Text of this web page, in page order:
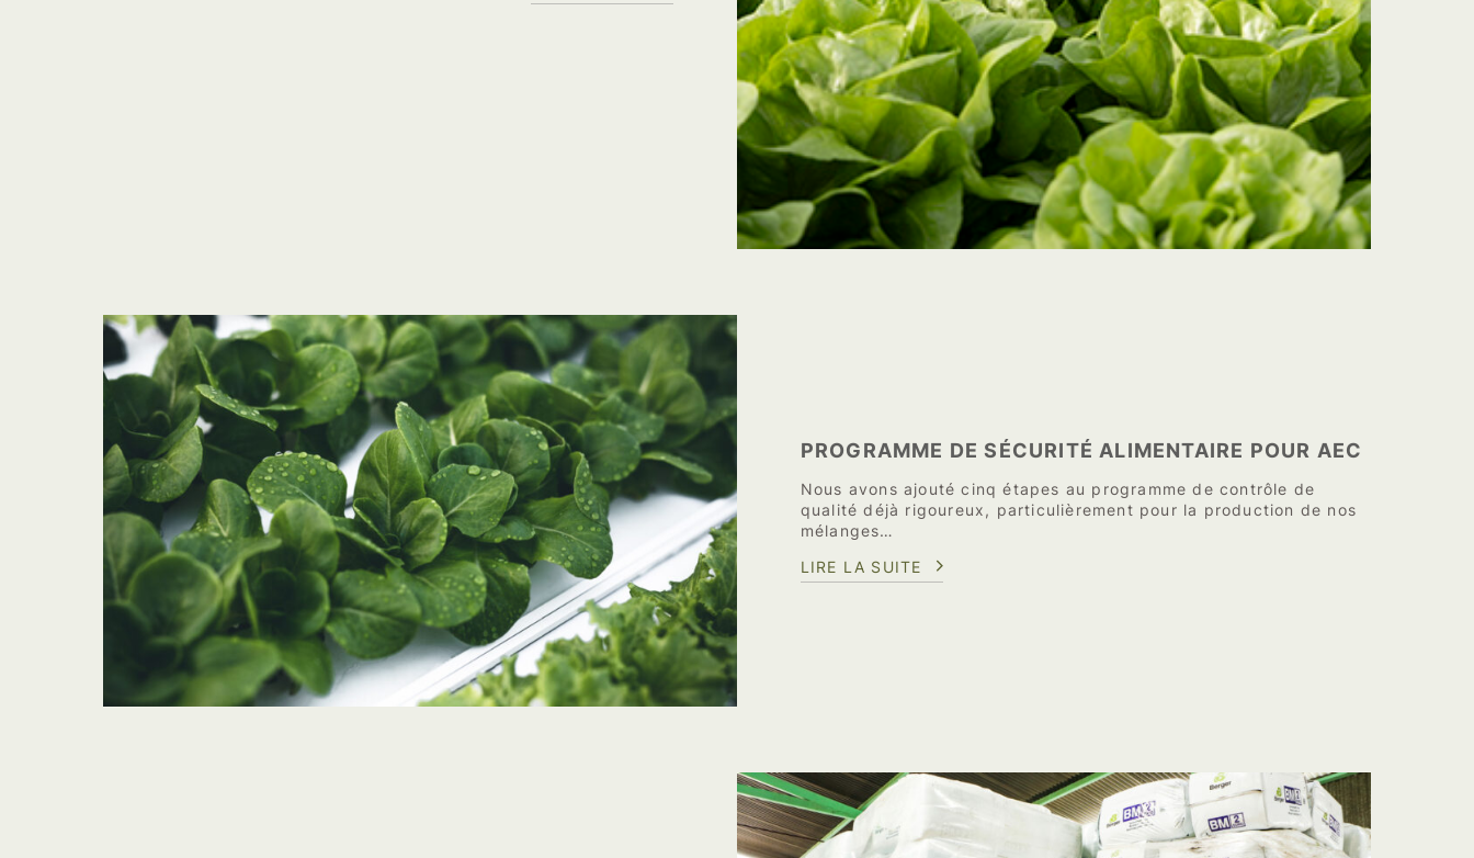
PROGRAMME DE SÉCURITÉ ALIMENTAIRE POUR AEC
Nous avons ajouté cinq étapes au programme de contrôle de
qualité déjà rigoureux, particulièrement pour la production de nos
mélanges…
LIRE LA SUITE